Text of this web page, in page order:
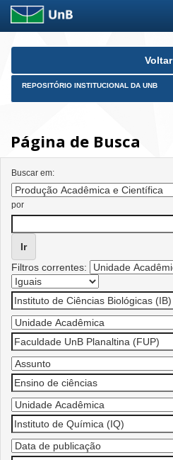
Skip
Voltar
REPOSITÓRIO INSTITUCIONAL DA UNB
Página de Busca
Buscar em:
por
Filtros correntes: